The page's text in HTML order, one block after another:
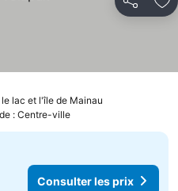
Partager
lac et l'île de Mainau
prix
: Centre-ville
Consulter les prix